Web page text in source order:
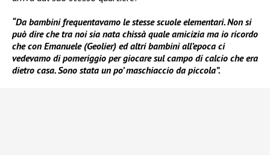
“Da bambini frequentavamo le stesse scuole elementari. Non si
può dire che tra noi sia nata chissà quale amicizia ma io ricordo
che con Emanuele (Geolier) ed altri bambini all’epoca ci
vedevamo di pomeriggio per giocare sul campo di calcio che era
dietro casa. Sono stata un po’ maschiaccio da piccola”.